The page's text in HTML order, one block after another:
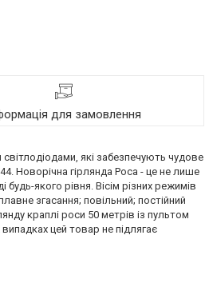
для замовлення
які забезпечують чудове
Новорічна гірлянда Роса - це не лише
якого рівня. Вісім різних режимів
згасання; повільний; постійний
краплі роси 50 метрів із пультом
цей товар не підлягає